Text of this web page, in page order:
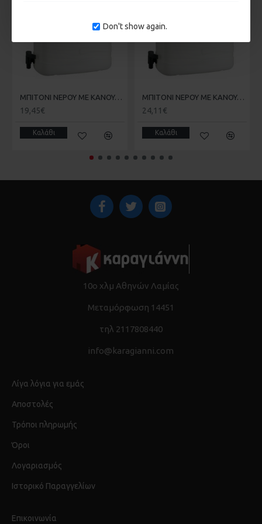
Don't show again.
ΔΙΑΣΤΑΣΕΙΣ 319Χ348Χ174mm
MΠΙΤΟΝΙ ΝΕΡΟΥ ΜΕ ΚΑΝΟΥΛΑ ΠΛΑΣΤ.15L PRESSOL
19,45€
Καλάθι
MΠΙΤΟΝΙ ΝΕΡΟΥ ΜΕ ΚΑΝΟΥΛΑ ΠΛΑΣΤ.20L PRESSOL
24,11€
Καλάθι
10ο χλμ Αθηνών Λαμίας
Μεταμόρφωση 14451
τηλ 2117808440
info@karagianni.com
Λίγα λόγια για εμάς
Αποστολές
Τρόποι πληρωμής
Όροι
Λογαριασμός
Ιστορικό Παραγγελίων
Επικοινωνία